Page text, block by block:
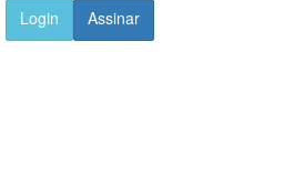
Login
Assinar